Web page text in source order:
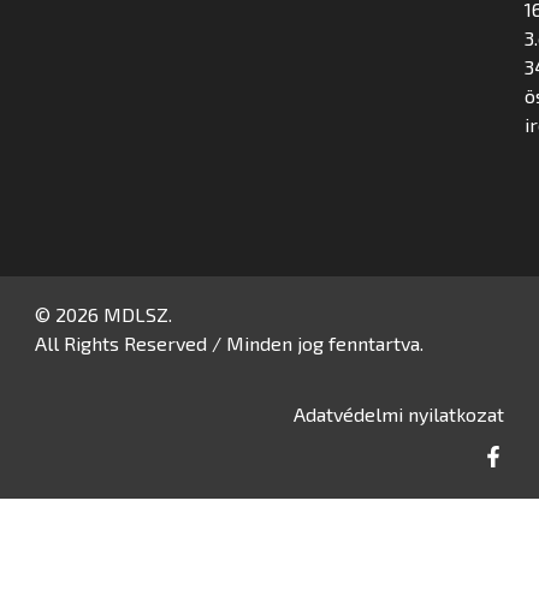
© 2026 MDLSZ.
All Rights Reserved / Minden jog fenntartva.
Adatvédelmi nyilatkozat